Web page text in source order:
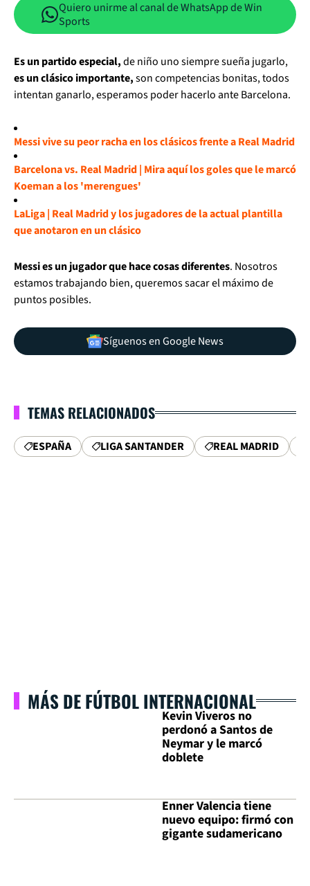
Quiero unirme al canal de WhatsApp de Win
Sports
Es un partido especial,de niño uno siempre sueña jugarlo,
es un clásico importante,son competencias bonitas, todos
intentan ganarlo, esperamos poder hacerlo ante Barcelona.
Messi vive su peor racha en los clásicos frente a Real Madrid
Barcelona vs. Real Madrid | Mira aquí los goles que le marcó
Koeman a los 'merengues'
LaLiga | Real Madrid y los jugadores de la actual plantilla
que anotaron en un clásico
Messi es un jugador que hace cosas diferentes. Nosotros
estamos trabajando bien, queremos sacar el máximo de
puntos posibles.
Síguenos en Google News
TEMAS RELACIONADOS
ESPAÑA LIGA SANTANDER REAL MADRID
MÁS DE FÚTBOL INTERNACIONAL
Kevin Viveros no
perdonó a Santos de
Neymar y le marcó
doblete
Enner Valencia tiene
nuevo equipo: firmó con
gigante sudamericano